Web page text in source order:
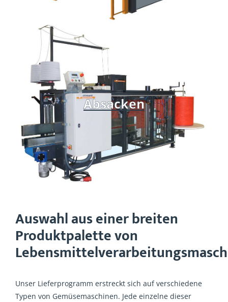
Absacken
Auswahl aus einer breiten
Produktpalette von
Unser Lieferprogramm erstreckt sich auf verschiedene
Typen von Gemüsemaschinen. Jede einzelne dieser